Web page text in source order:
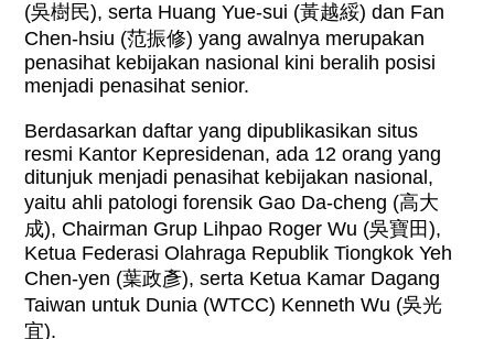
(吳樹民), serta Huang Yue-sui (黃越綏) dan Fan
Chen-hsiu (范振修) yang awalnya merupakan
penasihat kebijakan nasional kini beralih posisi
menjadi penasihat senior.
Berdasarkan daftar yang dipublikasikan situs
resmi Kantor Kepresidenan, ada 12 orang yang
ditunjuk menjadi penasihat kebijakan nasional,
yaitu ahli patologi forensik Gao Da-cheng (高大
成), Chairman Grup Lihpao Roger Wu (吳寶田),
Ketua Federasi Olahraga Republik Tiongkok Yeh
Chen-yen (葉政彥), serta Ketua Kamar Dagang
Taiwan untuk Dunia (WTCC) Kenneth Wu (吳光
宜).